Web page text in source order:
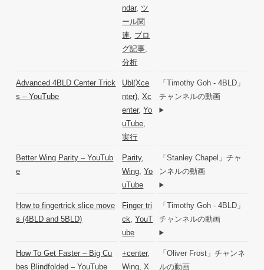
ndar, ツ
ール関
連, ブロ
グ記事,
分析
Advanced 4BLD Center Trick
s – YouTube
Ubl(Xce
nter),Xc
enter,Yo
uTube,
実行
「Timothy Goh - 4BLD」
チャンネルの動画
Better Wing Parity – YouTub
e
Parity,
Wing,Yo
uTube
「Stanley Chapel」チャ
ンネルの動画
How to fingertrick slice move
s (4BLD and 5BLD)
Finger tri
ck,YouT
ube
「Timothy Goh - 4BLD」
チャンネルの動画
How To Get Faster – Big Cu
bes Blindfolded – YouTube
+center,
Wing,X
「Oliver Frost」チャンネ
ルの動画